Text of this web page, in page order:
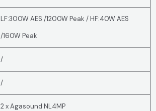
LF:300W AES /1200W Peak / HF:40W AES
/160W Peak
/
/
2 x Agasound NL4MP